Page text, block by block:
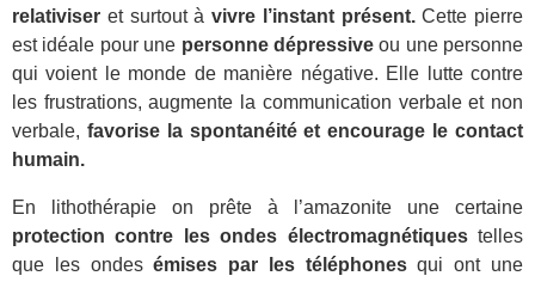
relativiser et surtout à vivre l’instant présent.Cette pierre
est idéale pour une personne dépressiveou une personne
qui voient le monde de manière négative. Elle lutte contre
les frustrations, augmente la communication verbale et non
verbale, favorise la spontanéité et encourage le contact
humain.
En lithothérapie on prête à l’amazonite une certaine
protection contre les ondes électromagnétiquestelles
que les ondesémises par les téléphonesqui ont une